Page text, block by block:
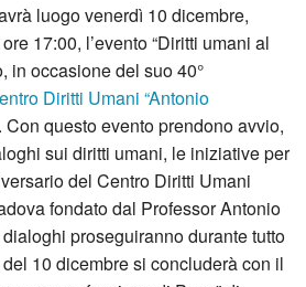
luogo venerdì 10 dicembre,
17:00, l’evento “Diritti umani al
in occasione del suo 40°
Diritti Umani “Antonio
questo evento prendono avvio,
sui diritti umani, le iniziative per
del Centro Diritti Umani
fondato dal Professor Antonio
proseguiranno durante tutto
10 dicembre si concluderà con il